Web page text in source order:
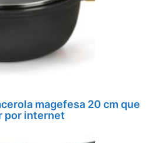
magefesa 20 cm que
por internet